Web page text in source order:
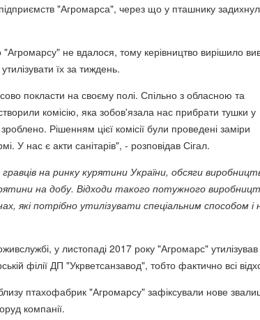
"Агромарса", через що у пташнику
"Агромарсу" не вдалося, тому керівництво вирішило
їх за тиждень.
покласти на своєму полі. Спільно з обласною та
комісію, яка зобов'язала нас прибрати тушки у
Рішенням цієї комісії були проведені заміри
У нас є акти санітарів", - розповідав Сігал.
на ринку курятини України, обсяги
на добу. Відходи такого потужного
які потрібно утилізувати спеціальним способом і
у листопаді 2017 року "Агромарс"
філії ДП "Укрветсанзавод", тобто фактично всі
птахофабрик "Агромарсу" зафіксували нове
компанії.